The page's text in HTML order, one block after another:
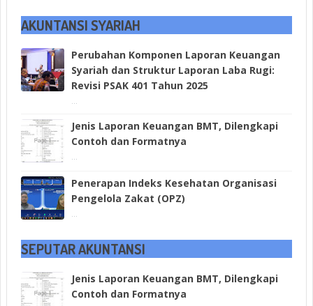
AKUNTANSI SYARIAH
Perubahan Komponen Laporan Keuangan
Syariah dan Struktur Laporan Laba Rugi:
Revisi PSAK 401 Tahun 2025
Jenis Laporan Keuangan BMT, Dilengkapi
Contoh dan Formatnya
Penerapan Indeks Kesehatan Organisasi
Pengelola Zakat (OPZ)
SEPUTAR AKUNTANSI
Jenis Laporan Keuangan BMT, Dilengkapi
Contoh dan Formatnya